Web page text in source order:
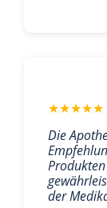
★★★★★
Die
der